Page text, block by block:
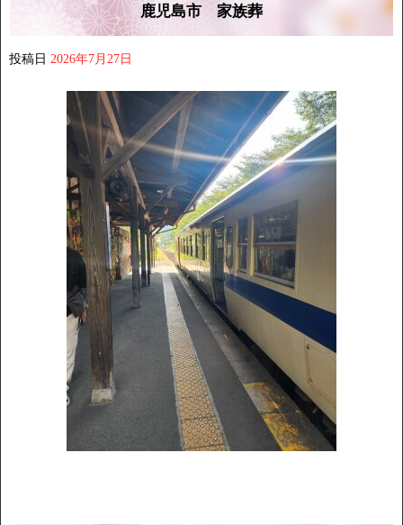
鹿児島市 家族葬
投稿日 2026年7月27日